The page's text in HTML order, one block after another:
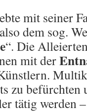
mit seiner
dem sog.
“. Die
mit der
zu
tätig werden